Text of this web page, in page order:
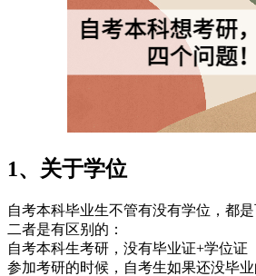
1、关于学位
自考本科毕业生不管有没有学位，都
二者是有区别的：
自考本科生考研，没有毕业证+学位证
参加考研的时候，自考生如果还没毕